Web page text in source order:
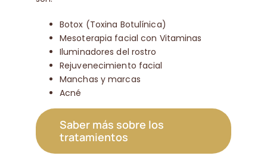
Botox (Toxina Botulínica)
Mesoterapia facial con Vitaminas
Iluminadores del rostro
Rejuvenecimiento facial
Manchas y marcas
Acné
Saber más sobre los
tratamientos